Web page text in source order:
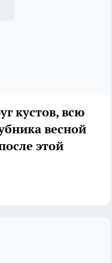
кустов, всю
весной
этой